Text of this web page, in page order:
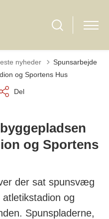
til nyheder
Spunsarbejde
og Sportens Hus
Del
og Sportens
der sat spunsvæg
og
Spunspladerne,